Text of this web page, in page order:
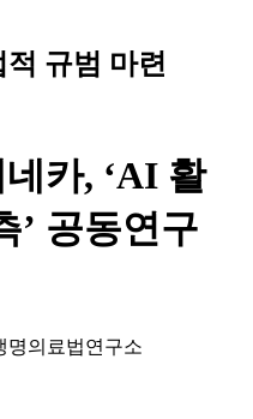
규범 마련
카, ‘AI 활
’ 공동연구
명의료법연구소